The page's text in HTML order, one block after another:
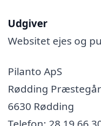
Udgiver
Websitet ejes og
Pilanto ApS
Rødding
6630 Rødding